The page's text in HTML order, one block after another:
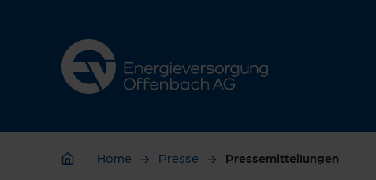
Home Presse Pressemitteilungen